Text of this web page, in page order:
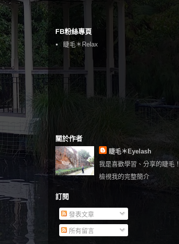
FB粉絲專頁
睫毛＊Relax
關於作者
睫毛＊Eyelash
我是喜歡學習、分享的睫毛！
檢視我的完整簡介
訂閱
發表文章
所有留言